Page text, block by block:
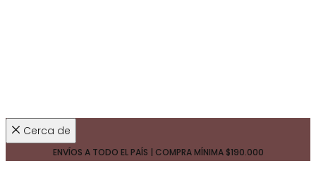
Cerca de
ENVÍOS A TODO EL PAÍS | COMPRA MÍNIMA $190.000